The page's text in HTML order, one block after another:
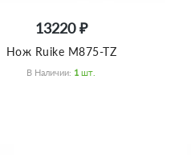
13220 ₽
Нож Ruike M875-TZ
В Наличии: 1 Шт.